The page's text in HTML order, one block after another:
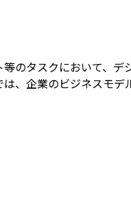
のタスクにおいて、
、企業のビジネスモ